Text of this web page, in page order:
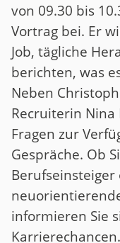
von 09.30 bis
Vortrag bei. Er
Job, tägliche
berichten, was
Neben
Recruiterin Nina
Fragen zur
Gespräche. Ob
informieren Sie
Karrierechancen.